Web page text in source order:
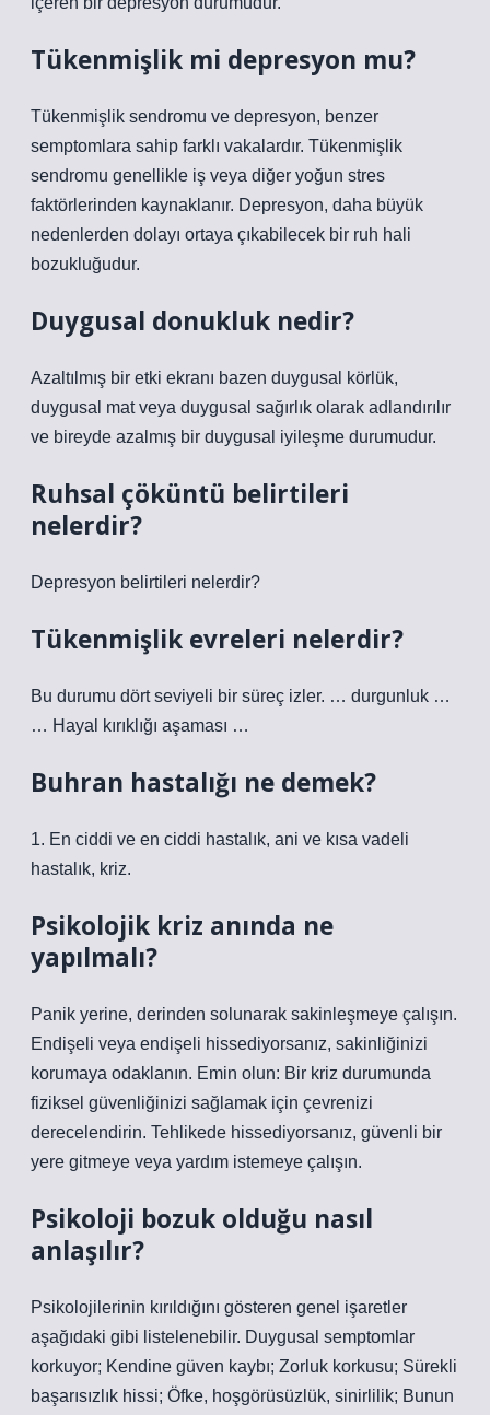
Tükenmişlik mi depresyon mu?
Tükenmişlik sendromu ve depresyon, benzer
semptomlara sahip farklı vakalardır. Tükenmişlik
sendromu genellikle iş veya diğer yoğun stres
faktörlerinden kaynaklanır. Depresyon, daha büyük
nedenlerden dolayı ortaya çıkabilecek bir ruh hali
bozukluğudur.
Duygusal donukluk nedir?
Azaltılmış bir etki ekranı bazen duygusal körlük,
duygusal mat veya duygusal sağırlık olarak adlandırılır
ve bireyde azalmış bir duygusal iyileşme durumudur.
Ruhsal çöküntü belirtileri
nelerdir?
Depresyon belirtileri nelerdir?
Tükenmişlik evreleri nelerdir?
Bu durumu dört seviyeli bir süreç izler. … durgunluk …
… Hayal kırıklığı aşaması …
Buhran hastalığı ne demek?
1. En ciddi ve en ciddi hastalık, ani ve kısa vadeli
hastalık, kriz.
Psikolojik kriz anında ne
yapılmalı?
Panik yerine, derinden solunarak sakinleşmeye çalışın.
Endişeli veya endişeli hissediyorsanız, sakinliğinizi
korumaya odaklanın. Emin olun: Bir kriz durumunda
fiziksel güvenliğinizi sağlamak için çevrenizi
derecelendirin. Tehlikede hissediyorsanız, güvenli bir
yere gitmeye veya yardım istemeye çalışın.
Psikoloji bozuk olduğu nasıl
anlaşılır?
Psikolojilerinin kırıldığını gösteren genel işaretler
aşağıdaki gibi listelenebilir. Duygusal semptomlar
korkuyor; Kendine güven kaybı; Zorluk korkusu; Sürekli
başarısızlık hissi; Öfke, hoşgörüsüzlük, sinirlilik; Bunun